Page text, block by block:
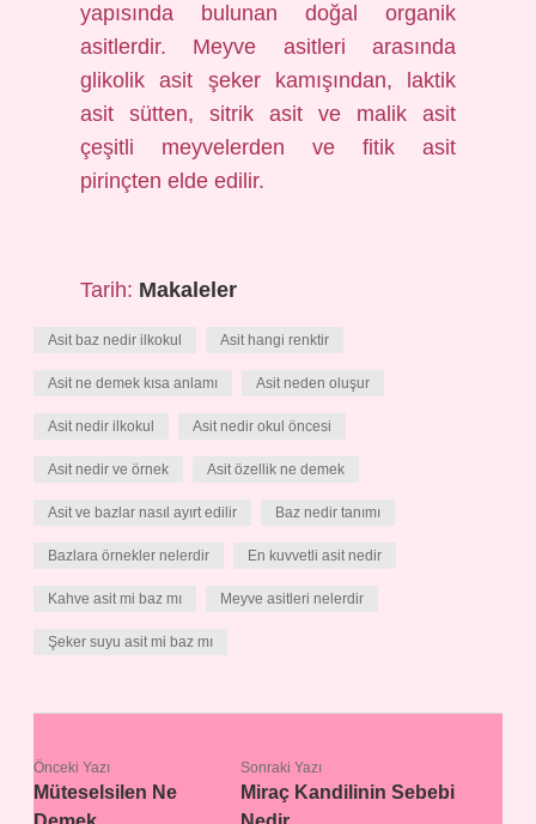
yapısında bulunan doğal organik
asitlerdir. Meyve asitleri arasında
glikolik asit şeker kamışından, laktik
asit sütten, sitrik asit ve malik asit
çeşitli meyvelerden ve fitik asit
pirinçten elde edilir.
Tarih: Makaleler
Asit baz nedir ilkokul Asit hangi renktir
Asit ne demek kısa anlamı Asit neden oluşur
Asit nedir ilkokul Asit nedir okul öncesi
Asit nedir ve örnek Asit özellik ne demek
Asit ve bazlar nasıl ayırt edilir Baz nedir tanımı
Bazlara örnekler nelerdir En kuvvetli asit nedir
Kahve asit mi baz mı Meyve asitleri nelerdir
Şeker suyu asit mi baz mı
Önceki Yazı
Müteselsilen Ne
Sonraki Yazı
Miraç Kandilinin Sebebi